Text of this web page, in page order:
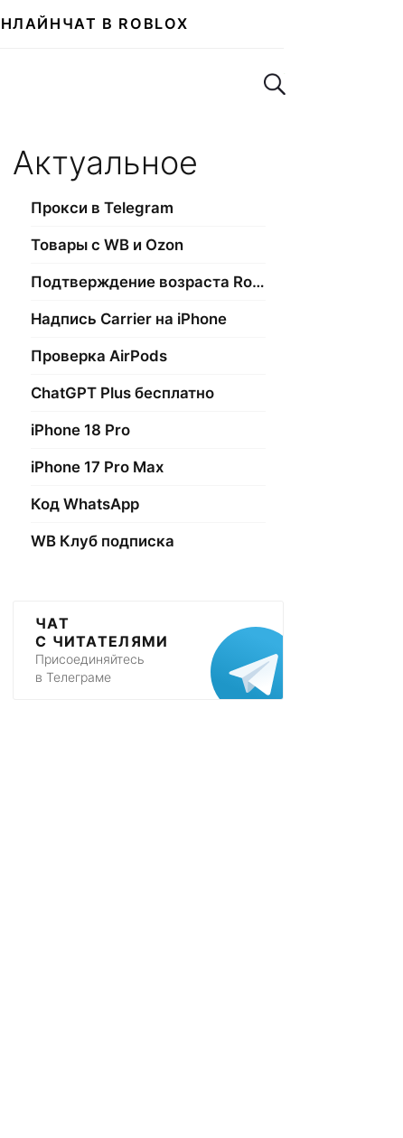
ЧАТ В ROBLOX
Поиск по сайту
Актуальное
Прокси в Telegram
Товары с WB и Ozon
Подтверждение возраста Roblox
Надпись Carrier на iPhone
Проверка AirPods
ChatGPT Plus бесплатно
iPhone 18 Pro
iPhone 17 Pro Max
Код WhatsApp
WB Клуб подписка
ЧАТ
С ЧИТАТЕЛЯМИ
Присоединяйтесь
в Телеграме